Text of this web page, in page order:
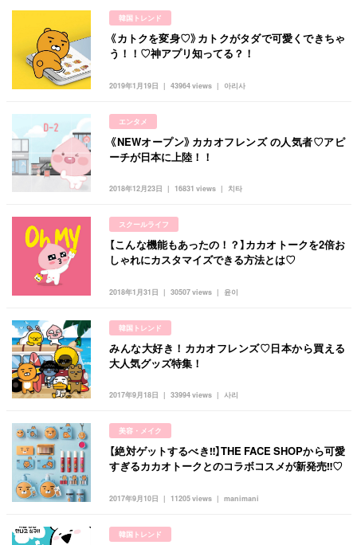
プライバシーポリシー
お問い合わせ
韓国ドラマ カフェ
韓国トレンド
2019年1月19日 아리사
43964 views
《カトクを変身♡》カトクがタダで可愛くできちゃ
う！！♡神アプリ知ってる？！
エンタメ
2018年12月23日 치타
16831 views
《NEWオープン》カカオフレンズ の人気者♡アピ
ーチが日本に上陸！！
スクールライフ
2018年1月31日 윤이
30507 views
【こんな機能もあったの！？】カカオトークを2倍お
しゃれにカスタマイズできる方法とは♡
韓国トレンド
2017年9月18日 사리
33994 views
みんな大好き！カカオフレンズ♡日本から買える
大人気グッズ特集！
美容・メイク
2017年9月10日 manimani
11205 views
【絶対ゲットするべき‼︎】THE FACE SHOPから可愛
すぎるカカオトークとのコラボコスメが新発売‼︎♡
韓国トレンド